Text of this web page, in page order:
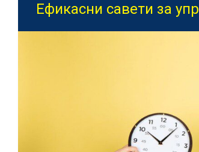
Ефикасни савети за